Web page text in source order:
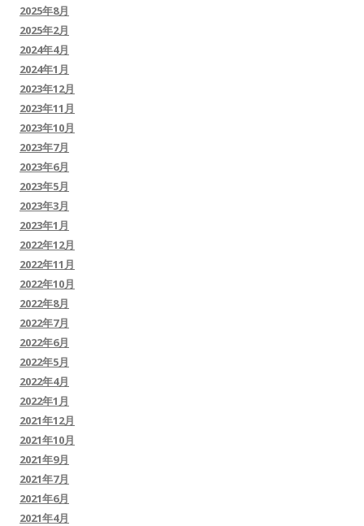
2025年8月
2025年2月
2024年4月
2024年1月
2023年12月
2023年11月
2023年10月
2023年7月
2023年6月
2023年5月
2023年3月
2023年1月
2022年12月
2022年11月
2022年10月
2022年8月
2022年7月
2022年6月
2022年5月
2022年4月
2022年1月
2021年12月
2021年10月
2021年9月
2021年7月
2021年6月
2021年4月